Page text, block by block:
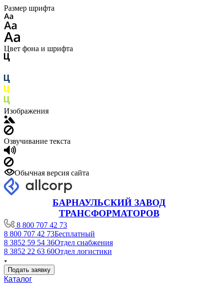
Размер шрифта
Цвет фона и шрифта
Изображения
Озвучивание текста
Обычная версия сайта
БАРНАУЛЬСКИЙ ЗАВОД
ТРАНСФОРМАТОРОВ
8 800 707 42 73
8 800 707 42 73Бесплатный
8 3852 59 54 36Отдел снабжения
8 3852 22 63 60Отдел логистики
Подать заявку
Каталог